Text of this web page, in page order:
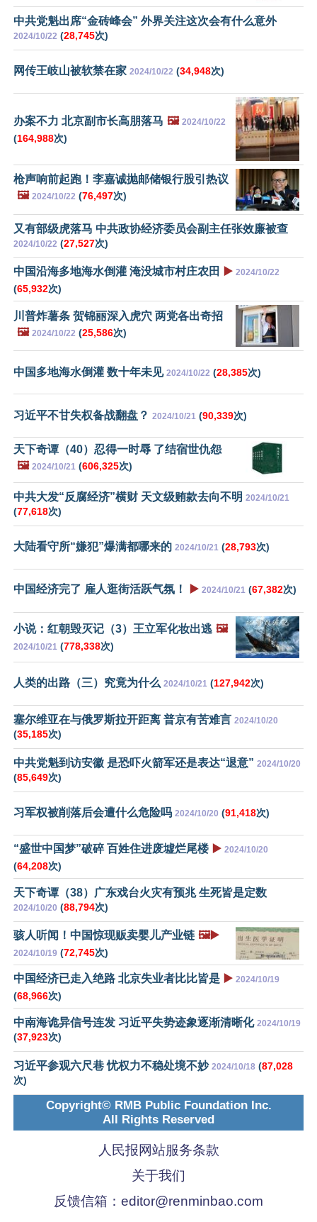
中共党魁出席“金砖峰会” 外界关注这次会有什么意外
2024/10/22 (28,745次)
网传王岐山被软禁在家 2024/10/22 (34,948次)
办案不力 北京副市长高朋落马 🖼️ 2024/10/22
(164,988次)
枪声响前起跑！李嘉诚抛邮储银行股引热议
🖼️ 2024/10/22 (76,497次)
又有部级虎落马 中共政协经济委员会副主任张效廉被查
2024/10/22 (27,527次)
中国沿海多地海水倒灌 淹没城市村庄农田 ▶️ 2024/10/22
(65,932次)
川普炸薯条 贺锦丽深入虎穴 两党各出奇招
🖼️ 2024/10/22 (25,586次)
中国多地海水倒灌 数十年未见 2024/10/22 (28,385次)
习近平不甘失权备战翻盘？ 2024/10/21 (90,339次)
天下奇谭（40）忍得一时辱 了结宿世仇怨
🖼️ 2024/10/21 (606,325次)
中共大发“反腐经济”横财 天文级贿款去向不明 2024/10/21
(77,618次)
大陆看守所“嫌犯”爆满都哪来的 2024/10/21 (28,793次)
中国经济完了 雇人逛街活跃气氛！ ▶️ 2024/10/21 (67,382次)
小说：红朝毁灭记（3）王立军化妆出逃 🖼️
2024/10/21 (778,338次)
人类的出路（三）究竟为什么 2024/10/21 (127,942次)
塞尔维亚在与俄罗斯拉开距离 普京有苦难言 2024/10/20
(35,185次)
中共党魁到访安徽 是恐吓火箭军还是表达“退意” 2024/10/20
(85,649次)
习军权被削落后会遭什么危险吗 2024/10/20 (91,418次)
“盛世中国梦”破碎 百姓住进废墟烂尾楼 ▶️ 2024/10/20
(64,208次)
天下奇谭（38）广东戏台火灾有预兆 生死皆是定数
2024/10/20 (88,794次)
骇人听闻！中国惊现贩卖婴儿产业链 🖼️▶️
2024/10/19 (72,745次)
中国经济已走入绝路 北京失业者比比皆是 ▶️ 2024/10/19
(68,966次)
中南海诡异信号连发 习近平失势迹象逐渐清晰化 2024/10/19
(37,923次)
习近平参观六尺巷 忧权力不稳处境不妙 2024/10/18 (87,028
次)
Copyright© RMB Public Foundation Inc.
All Rights Reserved
人民报网站服务条款
关于我们
反馈信箱： editor@renminbao.com